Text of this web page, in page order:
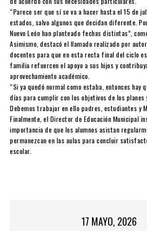
“Parece ser que sí se va a hacer hasta el 15 de
estados, salvo algunos que decidan diferente.
Nuevo León han planteado fechas distintas”,
Asimismo, destacó el llamado realizado por
docentes para que en esta recta final del ciclo
familia refuercen el apoyo a sus hijos y
aprovechamiento académico.
“Si ya quedó normal como estaba, entonces hay
días para cumplir con los objetivos de los planes
Debemos trabajar en ello padres, estudiantes y
Finalmente, el Director de Educación Municipal
importancia de que los alumnos asistan
permanezcan en las aulas para concluir
escolar.
17 MAYO, 2026